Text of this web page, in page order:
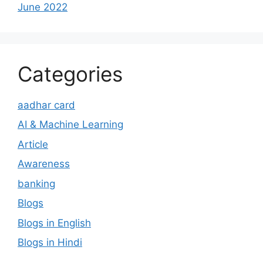
June 2022
Categories
aadhar card
AI & Machine Learning
Article
Awareness
banking
Blogs
Blogs in English
Blogs in Hindi